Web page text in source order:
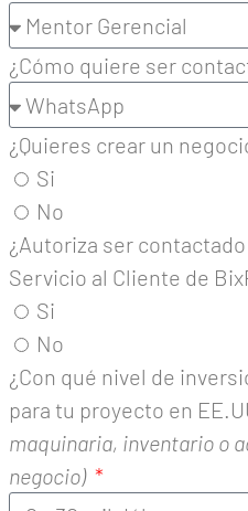
¿Cómo quiere ser
¿Quieres crear un
Si
No
¿Autoriza ser
Servicio al Cliente de
Si
No
¿Con qué nivel de
para tu proyecto en
maquinaria, inventario o
negocio)